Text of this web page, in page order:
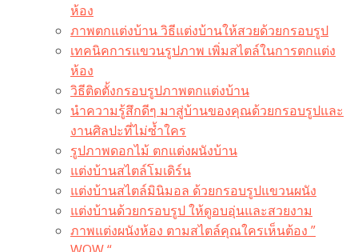
ห้อง
ภาพตกแต่งบ้าน วิธีแต่งบ้านให้สวยด้วยกรอบรูป
เทคนิคการแขวนรูปภาพ เพิ่มสไตล์ในการตกแต่ง
ห้อง
วิธีติดตั้งกรอบรูปภาพตกแต่งบ้าน
นำความรู้สึกดีๆ มาสู่บ้านของคุณด้วยกรอบรูปและ
งานศิลปะที่ไม่ซ้ำใคร
รูปภาพดอกไม้ ตกแต่งผนังบ้าน
แต่งบ้านสไตล์โมเดิร์น
แต่งบ้านสไตล์มินิมอล ด้วยกรอบรูปแขวนผนัง
แต่งบ้านด้วยกรอบรูป ให้ดูอบอุ่นและสวยงาม
ภาพแต่งผนังห้อง ตามสไตล์คุณใครเห็นต้อง ”